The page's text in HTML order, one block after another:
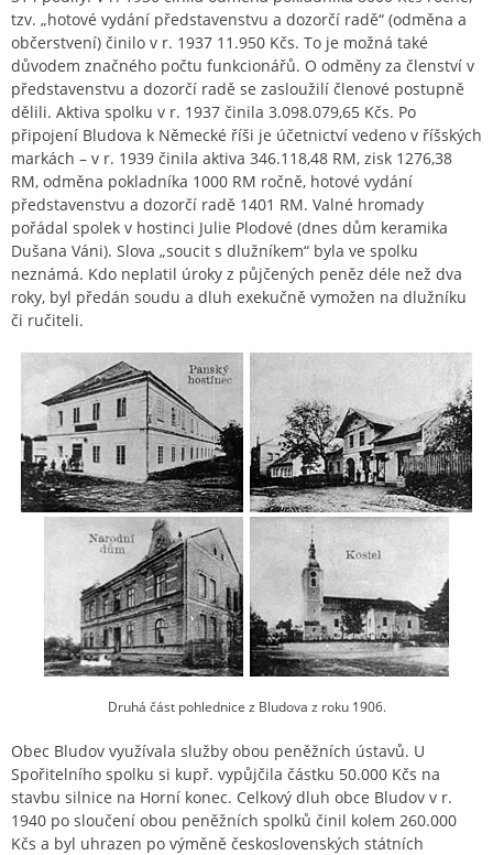
tzv. „hotové vydání představenstvu a dozorčí radě“ (odměna a
občerstvení) činilo v r. 1937 11.950 Kčs. To je možná také
důvodem značného počtu funkcionářů. O odměny za členství v
představenstvu a dozorčí radě se zasloužilí členové postupně
dělili. Aktiva spolku v r. 1937 činila 3.098.079,65 Kčs. Po
připojení Bludova k Německé říši je účetnictví vedeno v říšských
markách – v r. 1939 činila aktiva 346.118,48 RM, zisk 1276,38
RM, odměna pokladníka 1000 RM ročně, hotové vydání
představenstvu a dozorčí radě 1401 RM. Valné hromady
pořádal spolek v hostinci Julie Plodové (dnes dům keramika
Dušana Váni). Slova „soucit s dlužníkem“ byla ve spolku
neznámá. Kdo neplatil úroky z půjčených peněz déle než dva
roky, byl předán soudu a dluh exekučně vymožen na dlužníku
či ručiteli.
Druhá část pohlednice z Bludova z roku 1906.
Obec Bludov využívala služby obou peněžních ústavů. U
Spořitelního spolku si kupř. vypůjčila částku 50.000 Kčs na
stavbu silnice na Horní konec. Celkový dluh obce Bludov v r.
1940 po sloučení obou peněžních spolků činil kolem 260.000
Kčs a byl uhrazen po výměně československých státních